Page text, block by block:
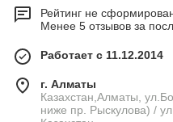
Рейтинг не
Менее 5 отзывов за
Работает с 11.12.2014
г. Алматы
Казахстан,Алматы,
ниже пр. Рыскулова) /